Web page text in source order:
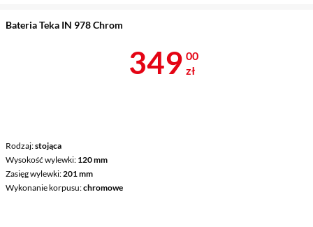
Bateria Teka IN 978 Chrom
Rodzaj stojąca
Wysokość wylewki 120 mm
Zasięg wylewki 201 mm
Wykonanie korpusu chromowe
Cena 349 zł
349 00
zł